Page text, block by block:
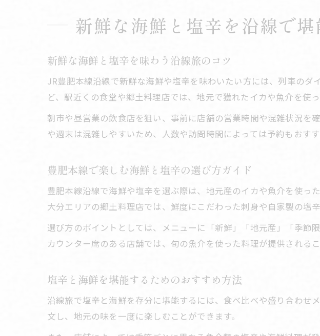
新鮮な海鮮と塩辛を沿線で
新鮮な海鮮と塩辛を味わう沿線旅のコツ
JR豊肥本線沿線で新鮮な海鮮や塩辛を味わいたい方には、列車の
ど、駅近くの食堂や郷土料理店では、地元で獲れたイカや魚介を使
朝市や昼営業の飲食店を狙い、事前に店舗の営業時間や混雑状況を
や週末は混雑しやすいため、人数や訪問時間によっては予約もおすす
豊肥本線で楽しむ海鮮と塩辛の選び方ガイド
豊肥本線沿線で海鮮や塩辛を選ぶ際は、地元産のイカや魚介を使っ
大分エリアの郷土料理店では、鮮度にこだわった刺身や自家製の塩辛
選び方のポイントとしては、メニューに「新鮮」「地元産」「季節
カウンター席のある店舗では、旬の魚介を使った料理が提供されるこ
塩辛と海鮮を堪能するためのおすすめ方法
沿線旅で塩辛と海鮮を存分に堪能するには、食べ比べや盛り合わせ
文し、地元の味を一度に楽しむことができます。